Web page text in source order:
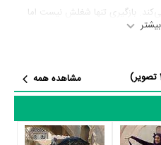
بازگیری تنها شغلش نیست اما
هدف و غایت اصلی‌اش است. او در سال 95 با مجموعه پرطرفدار «عاشقانه»
بهاره کیان افشار متولد 12 اردیبهشت 1362 می‌باشد. از همان کودکی به
مشاهده همه